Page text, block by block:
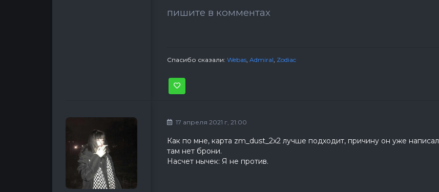
пишите в комментах
Спасибо сказали: Webas, Admiral, Zodiac
17 апреля 2021 г, 21:00
Как по мне, карта zm_dust_2x2 лучше подходит, причину он уже
там нет брони.
Насчет нычек: Я не против.